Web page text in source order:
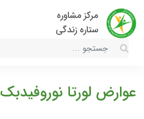
مرکز مشاوره
ستاره زندگی
عوارض لورتا نوروفیدبک